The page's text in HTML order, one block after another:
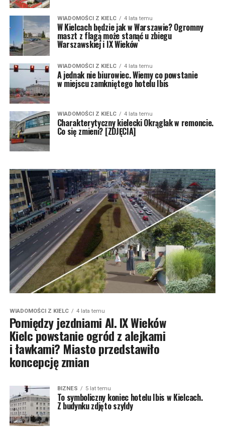
WIADOMOŚCI Z KIELC 4 lata temu
W Kielcach będzie jak w Warszawie? Ogromny
maszt z flagą może stanąć u zbiegu
Warszawskiej i IX Wieków
WIADOMOŚCI Z KIELC 4 lata temu
A jednak nie biurowiec. Wiemy co powstanie
w miejscu zamkniętego hotelu Ibis
WIADOMOŚCI Z KIELC 4 lata temu
Charakterytyczny kielecki Okrąglak w remoncie.
Co się zmieni? [ZDJĘCIA]
WIADOMOŚCI Z KIELC 4 lata temu
Pomiędzy jezdniami Al. IX Wieków
Kielc powstanie ogród z alejkami
i ławkami? Miasto przedstawiło
koncepcję zmian
BIZNES 5 lat temu
To symboliczny koniec hotelu Ibis w Kielcach.
Z budynku zdjęto szyldy